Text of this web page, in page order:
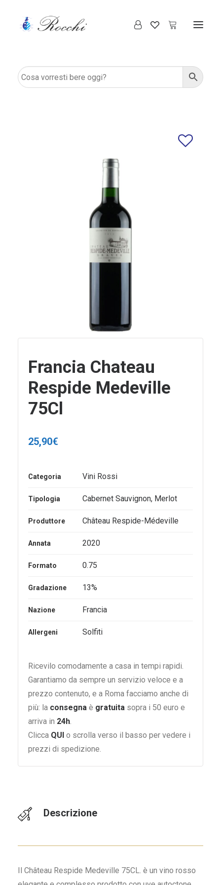
Francia Chateau
Respide Medeville
75Cl
25,90€
Categoria Vini Rossi
Tipologia Cabernet Sauvignon, Merlot
Produttore Château Respide-Médeville
Annata 2020
Formato 0.75
Gradazione 13%
Nazione Francia
Allergeni Solfiti
Ricevilo comodamente a casa in tempi rapidi.
Garantiamo da sempre un servizio veloce e a
prezzo contenuto, e a Roma facciamo anche di
più: la consegna è gratuita sopra i 50 euro e
arriva in 24h.
Clicca QUI o scrolla verso il basso per vedere i
prezzi di spedizione.
Descrizione
Il Château Respide Medeville 75CL. è un vino rosso